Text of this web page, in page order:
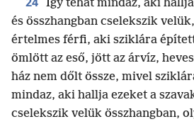
Így tehát mindaz, aki
és összhangban cselekszik
értelmes férfi, aki sziklára
ömlött az eső, jött az árvíz,
ház nem dőlt össze, mivel
mindaz, aki hallja ezeket a
cselekszik velük összhangban,